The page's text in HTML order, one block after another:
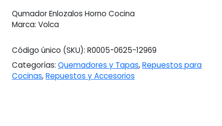
Largo
cantidad
Qumador Enlozalos Horno Cocina
Marca: Volca
Código único (SKU): R0005-0625-12969
Categorías: Quemadores y Tapas,Repuestos para
Cocinas,Repuestos y Accesorios